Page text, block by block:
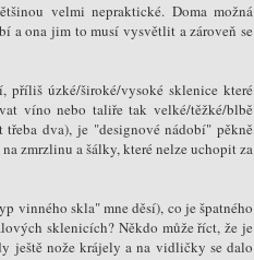
velmi nepraktické. Doma možná
a ona jim to musí vysvětlit a zároveň se
úzké/široké/vysoké sklenice které
víno nebo taliře tak velké/těžké/blbě
dva), je "designové nádobí" pěkně
zmrzlinu a šálky, které nelze uchopit za
vinného skla" mne děsí), co je špatného
sklenicích? Někdo může říct, že je
ještě nože krájely a na vidličky se dalo